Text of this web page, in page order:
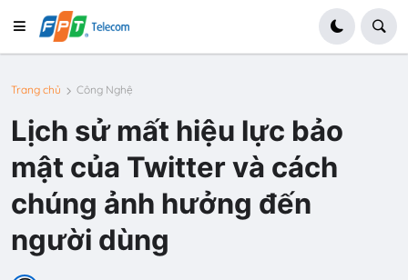
Trang chủ Công Nghệ
Lịch sử mất hiệu lực bảo
mật của Twitter và cách
chúng ảnh hưởng đến
người dùng